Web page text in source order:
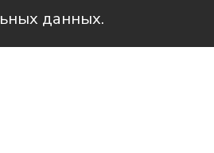
данных.